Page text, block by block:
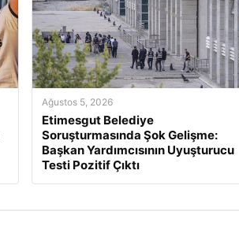
Ağustos 5, 2026
Etimesgut Belediye
Soruşturmasında Şok Gelişme:
Başkan Yardımcısının Uyuşturucu
Testi Pozitif Çıktı